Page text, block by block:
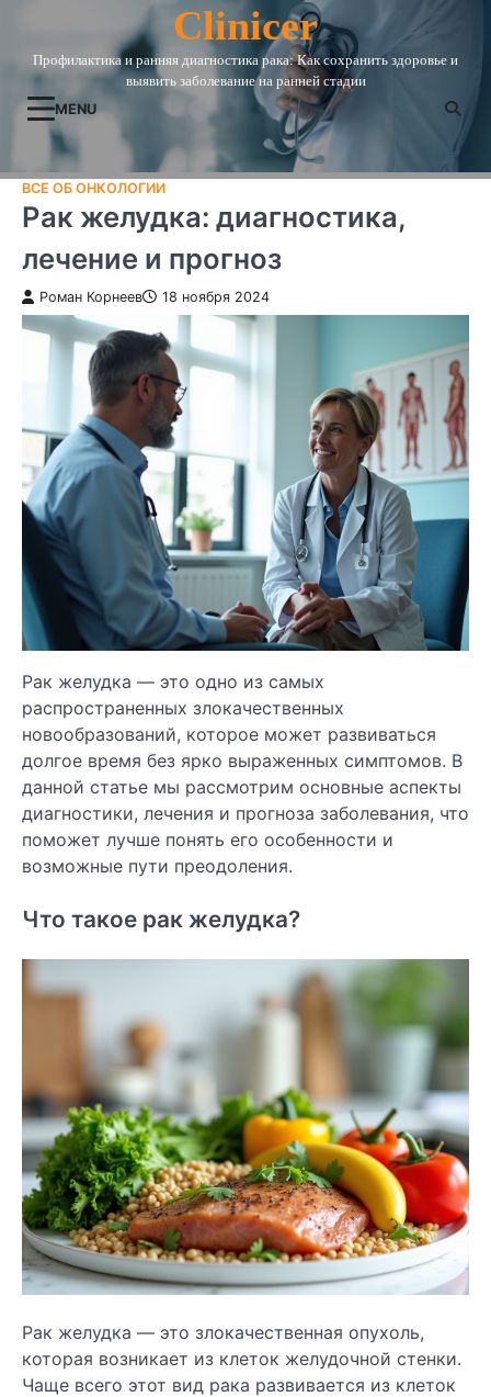
content
Clinicer
Профилактика и ранняя диагностика рака: Как сохранить здоровье и
выявить заболевание на ранней стадии
MENU
ВСЕ ОБ ОНКОЛОГИИ
Рак желудка: диагностика,
лечение и прогноз
Роман Корнеев 18 ноября 2024
Рак желудка — это одно из самых
распространенных злокачественных
новообразований, которое может развиваться
долгое время без ярко выраженных симптомов. В
данной статье мы рассмотрим основные аспекты
диагностики, лечения и прогноза заболевания, что
поможет лучше понять его особенности и
возможные пути преодоления.
Что такое рак желудка?
Рак желудка — это злокачественная опухоль,
которая возникает из клеток желудочной стенки.
Чаще всего этот вид рака развивается из клеток